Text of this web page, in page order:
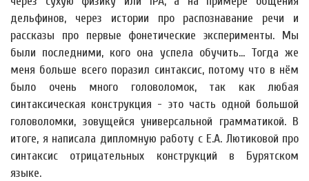
дельфинов, через истории про распознавание речи и
рассказы про первые фонетические эксперименты. Мы
были последними, кого она успела обучить... Тогда же
меня больше всего поразил синтаксис, потому что в нём
было очень много головоломок, так как любая
синтаксическая конструкция - это часть одной большой
головоломки, зовущейся универсальной грамматикой. В
итоге, я написала дипломную работу с Е.А. Лютиковой про
синтаксис отрицательных конструкций в Бурятском
языке.